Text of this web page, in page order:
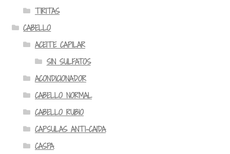
TIRITAS
CABELLO
ACEITE CAPILAR
SIN SULFATOS
ACONDICIONADOR
CABELLO NORMAL
CABELLO RUBIO
CAPSULAS ANTI-CAIDA
CASPA